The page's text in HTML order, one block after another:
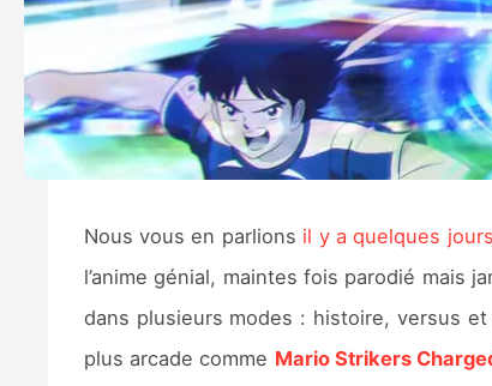
Nous vous en parlions il y a quelques jours
l’anime génial, maintes fois parodié mais
dans plusieurs modes : histoire, versus
plus arcade comme Mario Strikers